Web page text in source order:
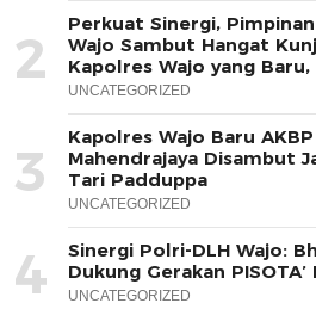
2
Perkuat Sinergi,
Wajo Sambut Hangat
Kapolres Wajo yang Baru,
UNCATEGORIZED
3
Kapolres Wajo Baru
Mahendrajaya Disambut
Tari Padduppa
UNCATEGORIZED
4
Sinergi Polri-DLH Wajo:
Dukung Gerakan
UNCATEGORIZED